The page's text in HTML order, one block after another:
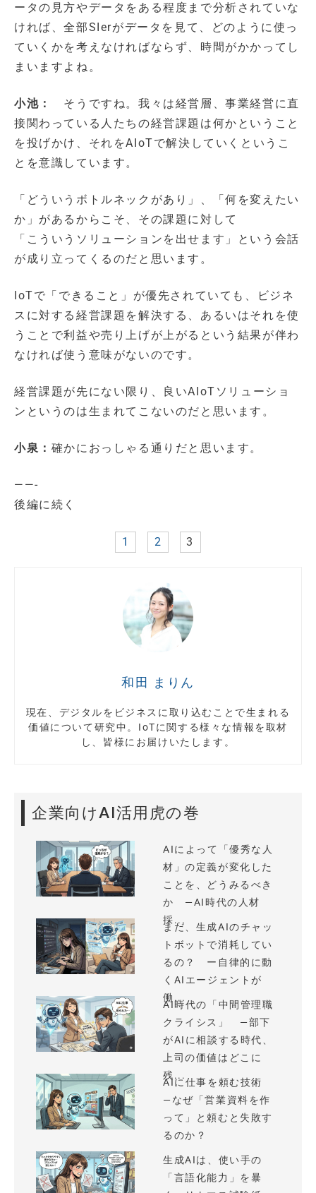
ータの見方やデータをある程度まで分析されていな
ければ、全部SIerがデータを見て、どのように使っ
ていくかを考えなければならず、時間がかかってし
まいますよね。
小池：
そうですね。我々は経営層、事業経営に直
接関わっている人たちの経営課題は何かということ
を投げかけ、それをAIoTで解決していくというこ
とを意識しています。
「どういうボトルネックがあり」、「何を変えたい
か」があるからこそ、その課題に対して
「こういうソリューションを出せます」という会話
が成り立ってくるのだと思います。
IoTで「できること」が優先されていても、ビジネ
スに対する経営課題を解決する、あるいはそれを使
うことで利益や売り上げが上がるという結果が伴わ
なければ使う意味がないのです。
経営課題が先にない限り、良いAIoTソリューショ
ンというのは生まれてこないのだと思います。
小泉： 確かにおっしゃる通りだと思います。
——-
後編に続く
1 2 3
和田 まりん
現在、デジタルをビジネスに取り込むことで生まれる
価値について研究中。IoTに関する様々な情報を取材
し、皆様にお届けいたします。
企業向けAI活用虎の巻
AIによって「優秀な人
材」の定義が変化した
ことを、どうみるべき
か —AI時代の人材
採...
まだ、生成AIのチャッ
トボットで消耗してい
るの？ ー自律的に動
くAIエージェントが
働...
AI時代の「中間管理職
クライシス」 —部下
がAIに相談する時代、
上司の価値はどこに
残...
AIに仕事を頼む技術
—なぜ「営業資料を作
って」と頼むと失敗す
るのか？
生成AIは、使い手の
「言語化能力」を暴